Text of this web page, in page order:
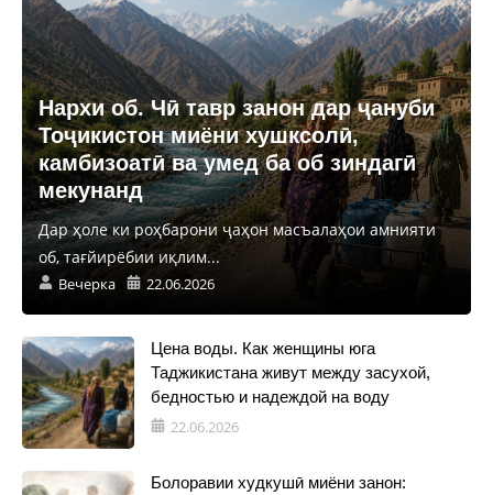
Нархи об. Чӣ тавр занон дар ҷануби
Тоҷикистон миёни хушксолӣ,
камбизоатӣ ва умед ба об зиндагӣ
мекунанд
Дар ҳоле ки роҳбарони ҷаҳон масъалаҳои амнияти
об, тағйирёбии иқлим...
Вечерка 22.06.2026
Цена воды. Как женщины юга
Таджикистана живут между засухой,
бедностью и надеждой на воду
22.06.2026
Болоравии худкушӣ миёни занон: